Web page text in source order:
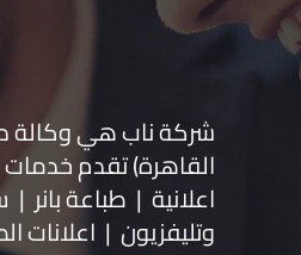
شركة ناب هي وكالة
القاهرة) تقدم
اعلانية | طباعة بانر
وتليفزيون | اعلانات